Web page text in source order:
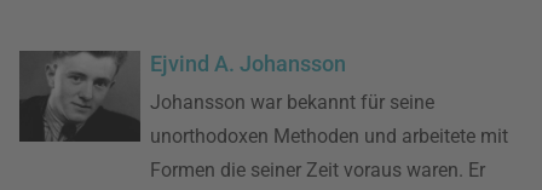
Ejvind A. Johansson
Johansson war bekannt für seine
unorthodoxen Methoden und arbeitete mit
Formen die seiner Zeit voraus waren. Er